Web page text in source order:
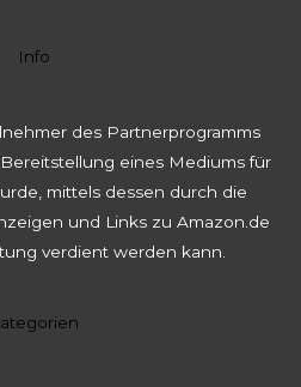
Info
des Partnerprogramms
eines Mediums für
mittels dessen durch die
und Links zu Amazon.de
verdient werden kann.